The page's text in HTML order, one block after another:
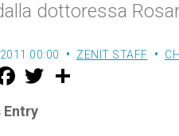
dottoressa
00:00 ZENIT STAFF
F
a
e
b
w
Entry